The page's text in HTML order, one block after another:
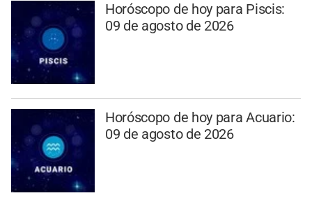
Horóscopo de hoy para Piscis:
09 de agosto de 2026
Horóscopo de hoy para Acuario:
09 de agosto de 2026